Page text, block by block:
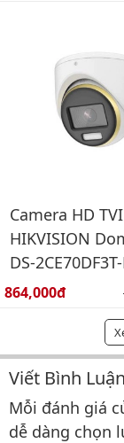
Camera HD TVI
HIKVISION
DS-
Giá bán:
864,000đ
Bình
Viết Bình Luận
Mỗi đánh giá
dễ dàng chọn